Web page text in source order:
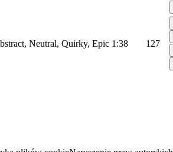
Neutral, Quirky, Epic 1:38 127